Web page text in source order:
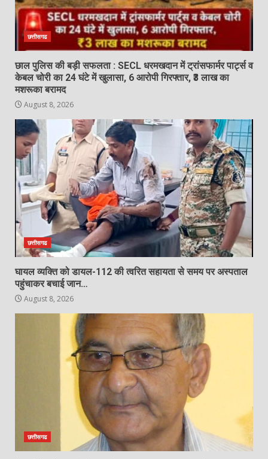
5
गिरफ्तार, भेजा जेल
August 8, 2026
6
‘अन्नपूर्णा’ में खाद का तड़का, अधिकारियों की
बल्ले-बल्ले और किसान का ‘ऑनलाइन’ कटा
7
138 करोड़ की लागत से नांदघाट-मुंगेली रोड
होगा फोरलेन…
August 8, 2026
छत्तीसगढ
छाल पुलिस की बड़ी सफलता : SECL धरमखदान में ट्रांसफार्मर पार्ट्स व
केबल चोरी का 24 घंटे में खुलासा, 6 आरोपी गिरफ्तार, ₹3 लाख का
मशरूका बरामद
August 8, 2026
छत्तीसगढ
घायल व्यक्ति को डायल-112 की त्वरित सहायता से समय पर अस्पताल
पहुंचाकर बचाई जान…
August 8, 2026
छत्तीसगढ